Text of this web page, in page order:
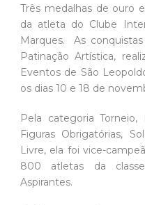
Três medalhas de ouro
da atleta do Clube
Marques. As
Patinação Artística,
Eventos de São
os dias 10 e 18 de
Pela categoria
Figuras Obrigatórias,
Livre, ela foi vice-
800 atletas da
Aspirantes.